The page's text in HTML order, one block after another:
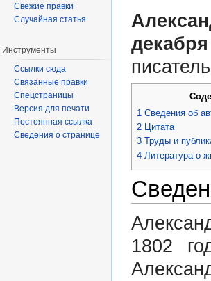
1 Сведения об
2
Цитата
3 Труды и
4 Литература о
1802
Свежие правки
Случайная статья
Инструменты
Ссылки сюда
Связанные правки
Спецстраницы
Версия для печати
Постоянная ссылка
Сведения о странице